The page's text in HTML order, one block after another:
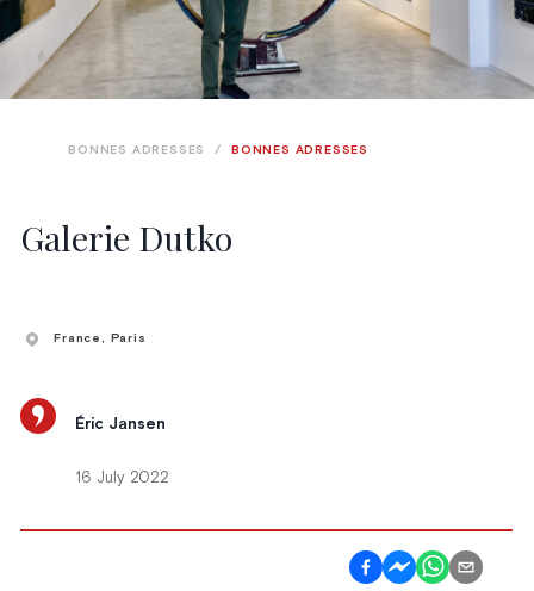
Galerie Dutko
BONNES ADRESSES / BONNES ADRESSES
France, Paris
Éric Jansen
16 July 2022